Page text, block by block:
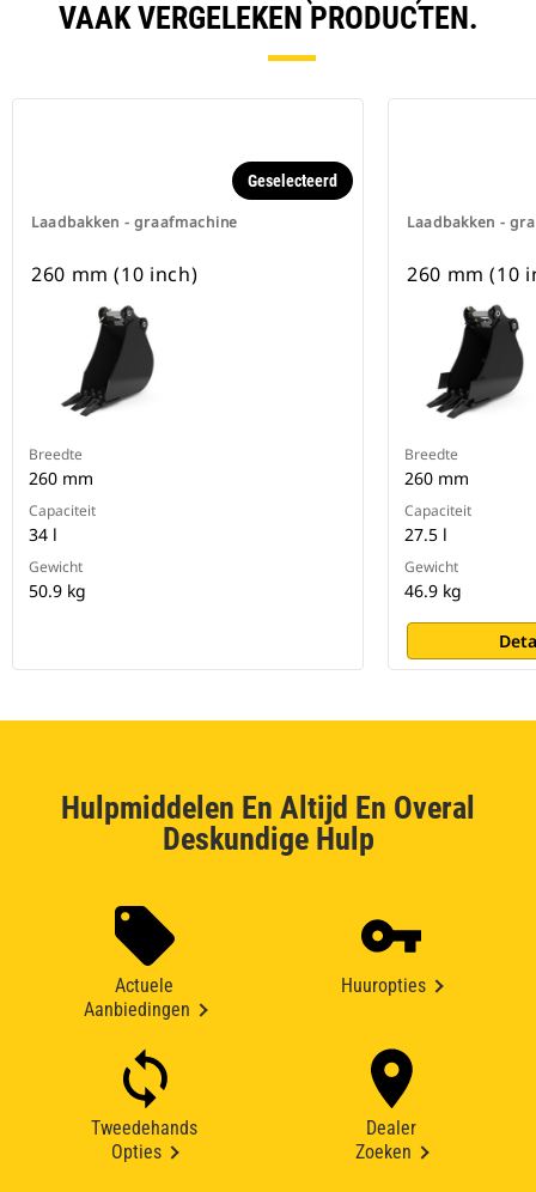
VAAK VERGELEKEN PRODUCTEN.
Laadbakken - graafmachine
Geselecteerd
260 mm (10 inch)
Breedte
260 mm
Capaciteit
34 l
Gewicht
50.9 kg
Laadbakken -
260 mm (10
Breedte
260 mm
Capaciteit
27.5 l
Gewicht
46.9 kg
Hulpmiddelen En Altijd En Overal
Deskundige Hulp
Actuele
Aanbiedingen
Huuropties
Tweedehands
Opties
Dealer
Zoeken